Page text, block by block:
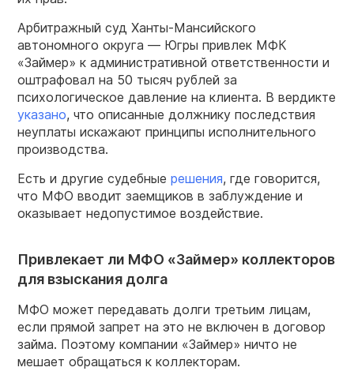
Арбитражный суд Ханты-Мансийского
автономного округа — Югры привлек МФК
«Займер» к административной ответственности и
оштрафовал на 50 тысяч рублей за
психологическое давление на клиента. В вердикте
указано, что описанные должнику последствия
неуплаты искажают принципы исполнительного
производства.
Есть и другие судебные решения, где говорится,
что МФО вводит заемщиков в заблуждение и
оказывает недопустимое воздействие.
Привлекает ли МФО «Займер» коллекторов
для взыскания долга
МФО может передавать долги третьим лицам,
если прямой запрет на это не включен в договор
займа. Поэтому компании «Займер» ничто не
мешает обращаться к коллекторам.